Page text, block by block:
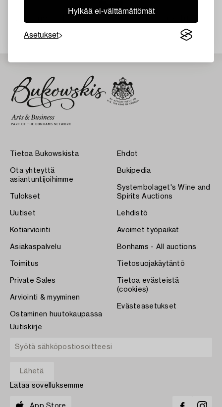
Hylkää ei-välttämättömät
Asetukset
Juuri nyt ei löytynyt hakuasi vastaavia kohteita.
Tietoa Bukowskista
Ota yhteyttä
asiantuntijoihimme
Tulokset
Uutiset
Kotiarviointi
Asiakaspalvelu
Toimitus
Private Sales
Arviointi & myyminen
Ostaminen huutokaupassa
Ehdot
Bukipedia
Systembolaget's Wine and
Spirits Auctions
Lehdistö
Avoimet työpaikat
Bonhams - All auctions
Tietosuojakäytäntö
Tietoa evästeistä
(cookies)
Evästeasetukset
Uutiskirje
Lataa sovelluksemme